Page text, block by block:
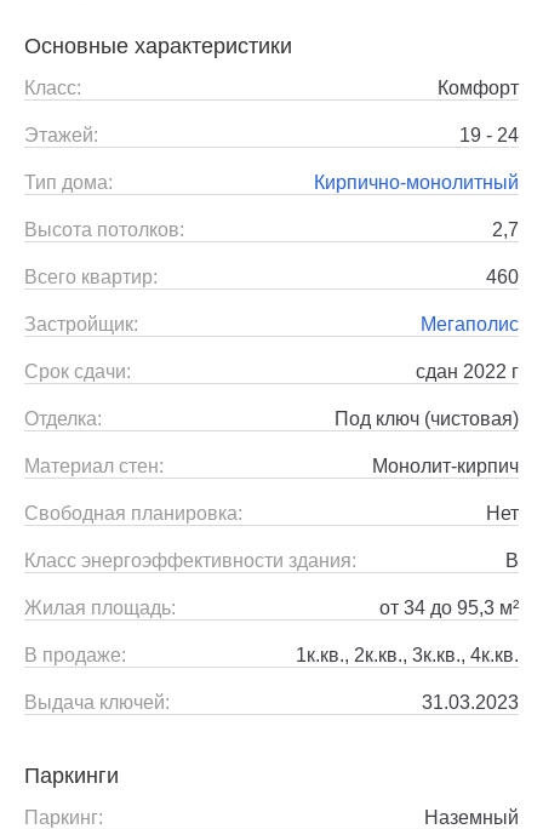
Основные характеристики
Класс: Комфорт
Этажей: 19 - 24
Тип дома: Кирпично-монолитный
Высота потолков: 2,7
Всего квартир: 460
Застройщик: Мегаполис
Срок сдачи: сдан 2022 г
Отделка: Под ключ (чистовая)
Материал стен: Монолит-кирпич
Свободная планировка: Нет
Класс энергоэффективности здания: B
Жилая площадь: от 34 до 95,3 м²
В продаже: 1к.кв., 2к.кв., 3к.кв., 4к.кв.
Выдача ключей: 31.03.2023
Паркинги
Паркинг: Наземный